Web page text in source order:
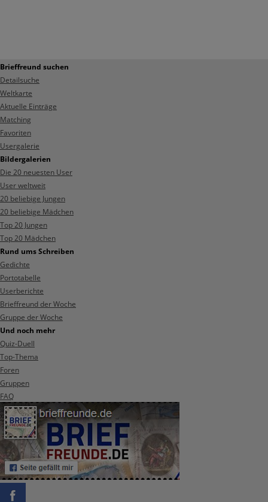
Brieffreund suchen
Detailsuche
Weltkarte
Aktuelle Einträge
Matching
Favoriten
Usergalerie
Bildergalerien
Die 20 neuesten User
User weltweit
20 beliebige Jungen
20 beliebige Mädchen
Top 20 Jungen
Top 20 Mädchen
Rund ums Schreiben
Gedichte
Portotabelle
Userberichte
Brieffreund der Woche
Gruppe der Woche
Und noch mehr
Quiz-Duell
Top-Thema
Foren
Gruppen
FAQ